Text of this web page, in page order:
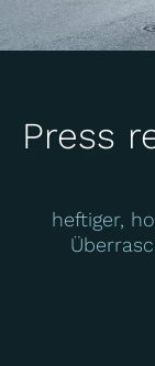
Press
heftiger,